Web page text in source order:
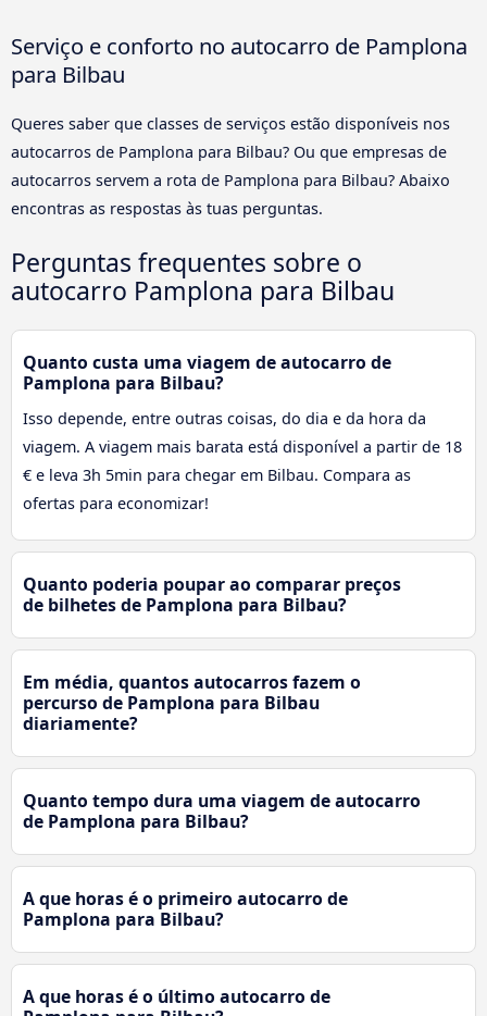
Serviço e conforto no autocarro de Pamplona
para Bilbau
Queres saber que classes de serviços estão disponíveis nos
autocarros de Pamplona para Bilbau? Ou que empresas de
autocarros servem a rota de Pamplona para Bilbau? Abaixo
encontras as respostas às tuas perguntas.
Perguntas frequentes sobre o
autocarro Pamplona para Bilbau
Quanto custa uma viagem de autocarro de
Pamplona para Bilbau?
Isso depende, entre outras coisas, do dia e da hora da
viagem. A viagem mais barata está disponível a partir de 18
€ e leva 3h 5min para chegar em Bilbau. Compara as
ofertas para economizar!
Quanto poderia poupar ao comparar preços
de bilhetes de Pamplona para Bilbau?
Em média, quantos autocarros fazem o
percurso de Pamplona para Bilbau
diariamente?
Quanto tempo dura uma viagem de autocarro
de Pamplona para Bilbau?
A que horas é o primeiro autocarro de
Pamplona para Bilbau?
A que horas é o último autocarro de